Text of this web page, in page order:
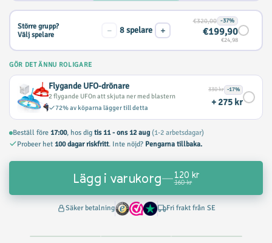
Större grupp?
Välj spelare
− 8spelare +
€320,00 -37%
€199,90
€24,98
GÖR DET ÄNNU ROLIGARE
Flygande UFO-drönare
2 flygande UFOn att skjuta ner med blastern
72% av köparna lägger till detta
330 kr -17%
+ 275 kr
Beställ före 17:00, hos dig tis 11 - ons 12 aug (1-2 arbetsdagar)
Probeer het 100 dagar riskfritt. Inte nöjd? Pengarna tillbaka.
Lägg i varukorg—120 kr
160 kr
Säker betalning Fri frakt från SE